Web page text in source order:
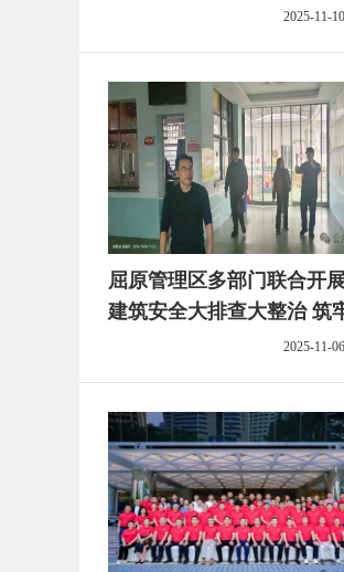
2025年联合演练在屈原管
2025-11-
屈原管理区多部门联合开
建筑安全大排查大整治 筑
2025-11-